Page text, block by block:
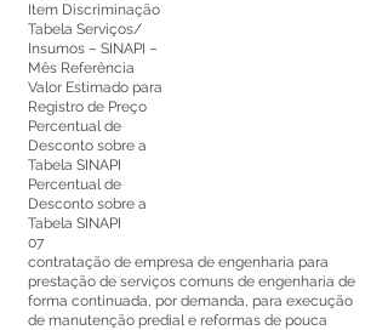
Item Discriminação
Tabela Serviços/
Insumos – SINAPI –
Mês Referência
Valor Estimado para
Registro de Preço
Percentual de
Desconto sobre a
Tabela SINAPI
Percentual de
Desconto sobre a
Tabela SINAPI
07
contratação de empresa de engenharia para
prestação de serviços comuns de engenharia de
forma continuada, por demanda, para execução
de manutenção predial e reformas de pouca